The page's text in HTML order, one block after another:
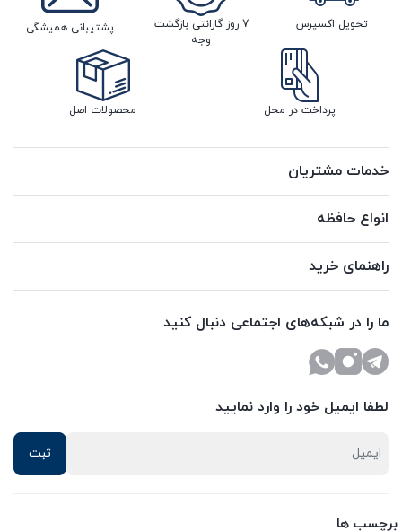
تحویل اکسپرس
7 روز گارانتی بازگشت
وجه
پشتیبانی همیشگی
پرداخت در محل محصولات اصل
خدمات مشتریان
انواع حافظه
راهنمای خرید
ما را در شبکه‌های اجتماعی دنبال کنید
لطفا ایمیل خود را وارد نمایید
برچسب ها